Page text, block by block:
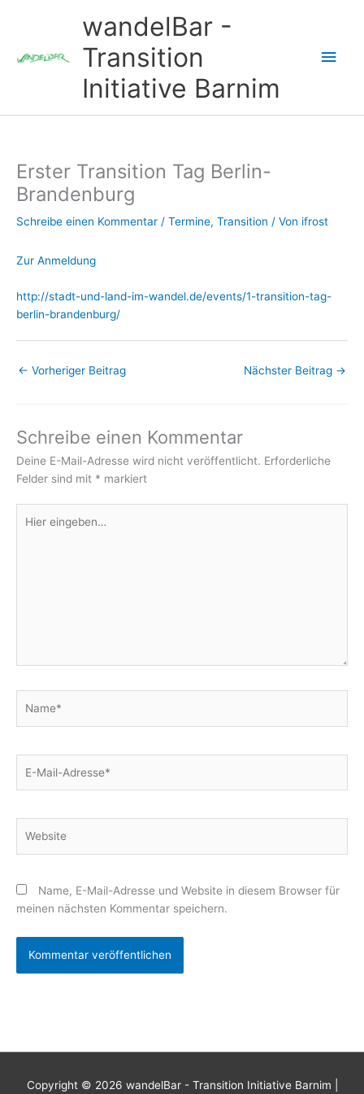
wandelBar -
Transition
Initiative Barnim
Erster Transition Tag Berlin-
Brandenburg
Schreibe einen Kommentar / Termine, Transition / Von ifrost
Zur Anmeldung
http://stadt-und-land-im-wandel.de/events/1-transition-tag-
berlin-brandenburg/
← Vorheriger Beitrag Nächster Beitrag →
Schreibe einen Kommentar
Deine E-Mail-Adresse wird nicht veröffentlicht. Erforderliche
Felder sind mit * markiert
eingeben…
Mail-
Name, E-Mail-Adresse und Website in diesem Browser für
meinen nächsten Kommentar speichern.
Copyright © 2026 wandelBar - Transition Initiative Barnim